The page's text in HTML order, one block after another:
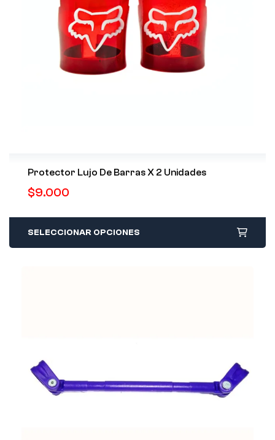
Protector Lujo De Barras X 2 Unidades
$9.000
SELECCIONAR OPCIONES